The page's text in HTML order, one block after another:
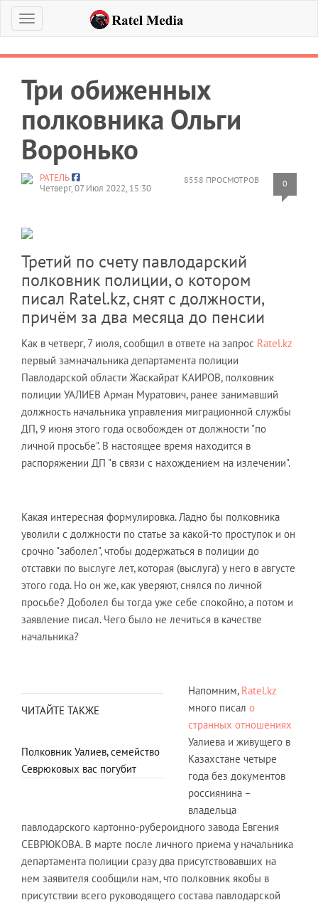
Меню
Три обиженных
полковника Ольги
Воронько
8558 ПРОСМОТРОВ 0
РАТЕЛЬ
Четверг, 07 Июл 2022, 15:30
Третий по счету павлодарский
полковник полиции, о котором
писал Ratel.kz, снят с должности,
причём за два месяца до пенсии
Как в четверг, 7 июля, сообщил в ответе на запрос Ratel.kz
первый замначальника департамента полиции
Павлодарской области Жаскайрат КАИРОВ, полковник
полиции УАЛИЕВ Арман Муратович, ранее занимавший
должность начальника управления миграционной службы
ДП, 9 июня этого года освобожден от должности "по
личной просьбе". В настоящее время находится в
распоряжении ДП "в связи с нахождением на излечении".
Какая интересная формулировка. Ладно бы полковника
уволили с должности по статье за какой-то проступок и он
срочно "заболел", чтобы додержаться в полиции до
отставки по выслуге лет, которая (выслуга) у него в августе
этого года. Но он же, как уверяют, снялся по личной
просьбе? Доболел бы тогда уже себе спокойно, а потом и
заявление писал. Чего было не лечиться в качестве
начальника?
ЧИТАЙТЕ ТАКЖЕ
Полковник Уалиев, семейство
Севрюковых вас погубит
Напомним, Ratel.kz
много писал о
странных отношениях
Уалиева и живущего в
Казахстане четыре
года без документов
россиянина –
владельца
павлодарского картонно-рубероидного завода Евгения
СЕВРЮКОВА. В марте после личного приема у начальника
департамента полиции сразу два присутствовавших на
нем заявителя сообщили нам, что полковник якобы в
присутствии всего руководящего состава павлодарской